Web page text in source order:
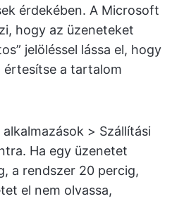
érdekében. A Microsoft
hogy az üzeneteket
jelöléssel lássa el, hogy
a tartalom
> Szállítási
Ha egy üzenetet
a rendszer 20 percig,
el nem olvassa,